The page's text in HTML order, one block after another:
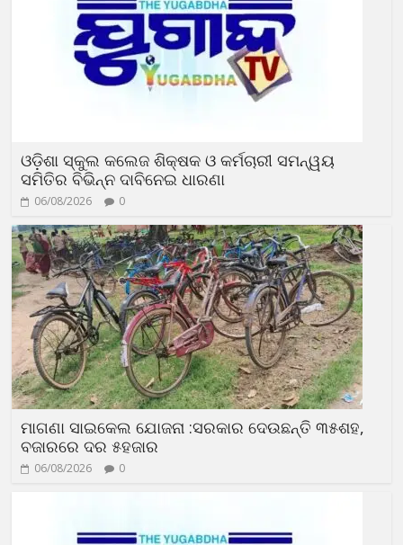
ଓଡ଼ିଶା ସ୍କୁଲ କଲେଜ ଶିକ୍ଷକ ଓ କର୍ମଚାରୀ ସମନ୍ୱୟ
ସମିତିର ବିଭିନ୍ନ ଦାବିନେଇ ଧାରଣା
06/08/2026 0
ମାଗଣା ସାଇକେଲ ଯୋଜନା :ସରକାର ଦେଉଛନ୍ତି ୩୫ଶହ,
ବଜାରରେ ଦର ୫ହଜାର
06/08/2026 0